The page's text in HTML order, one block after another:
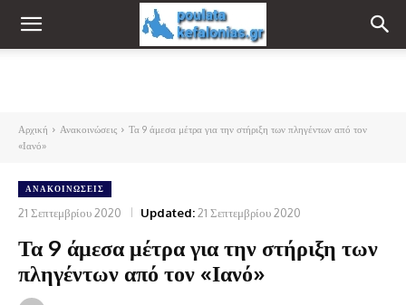
Αρχική Ανακοινώσεις
Τα 9 άμεσα μέτρα για την στήριξη των πληγέντων από τον
«Ιανό»
ΑΝΑΚΟΙΝΏΣΕΙΣ
21 Σεπτεμβρίου 2020 Updated:21 Σεπτεμβρίου 2020
Τα 9 άμεσα μέτρα για την στήριξη των
πληγέντων από τον «Ιανό»